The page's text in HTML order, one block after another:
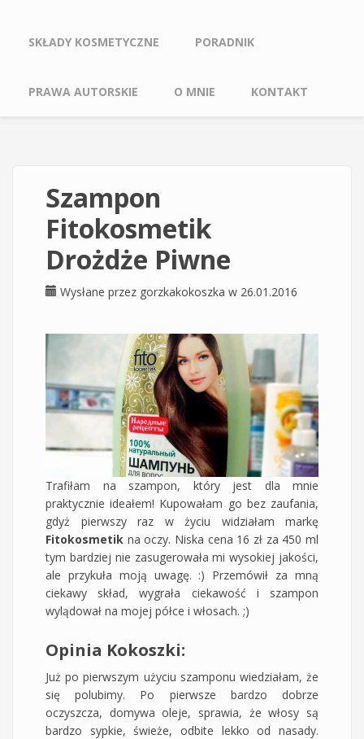
SKŁADY KOSMETYCZNE PORADNIK
PRAWA AUTORSKIE O MNIE KONTAKT
Szampon
Fitokosmetik
Drożdże Piwne
Wysłane przez gorzkakokoszka w 26.01.2016
Trafiłam na szampon, który jest dla mnie
praktycznie ideałem! Kupowałam go bez zaufania,
gdyż pierwszy raz w życiu widziałam markę
Fitokosmetik na oczy. Niska cena 16 zł za 450 ml
tym bardziej nie zasugerowała mi wysokiej jakości,
ale przykuła moją uwagę. :) Przemówił za mną
ciekawy skład, wygrała ciekawość i szampon
wylądował na mojej półce i włosach. ;)
Opinia Kokoszki:
Już po pierwszym użyciu szamponu wiedziałam, że
się polubimy. Po pierwsze bardzo dobrze
oczyszcza, domywa oleje, sprawia, że włosy są
bardzo sypkie, świeże, odbite lekko od nasady.